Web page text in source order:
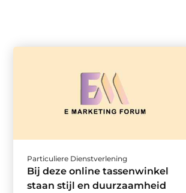
Particuliere Dienstverlening
Bij deze online tassenwinkel
staan stijl en duurzaamheid